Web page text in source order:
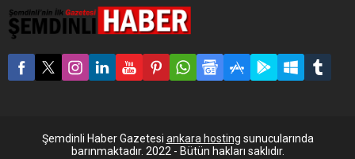
ispatıdır” dedi. 1915
Çanakkale Köprüsü Son
Tabliye Montaj Töreni’nde
konuşan Cumhurbaşkanı
Recep Tayyip Erdoğan,
Partili Lütfü Türkkan’ın...
Şemdinli Haber Gazetesi ankara hosting sunucularında
barınmaktadır. 2022 - Bütün hakları saklıdır.